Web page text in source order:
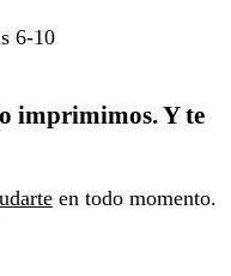
6-10
imprimimos. Y te
en todo momento.